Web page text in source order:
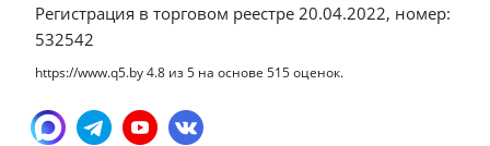
Регистрация в торговом реестре 20.04.2022, номер:
532542
https://www.q5.by4.8 из5 на основе 515оценок.